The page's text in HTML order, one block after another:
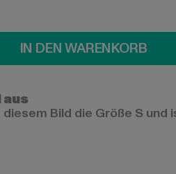
IN DEN WARENKORB
Bild die Größe S und